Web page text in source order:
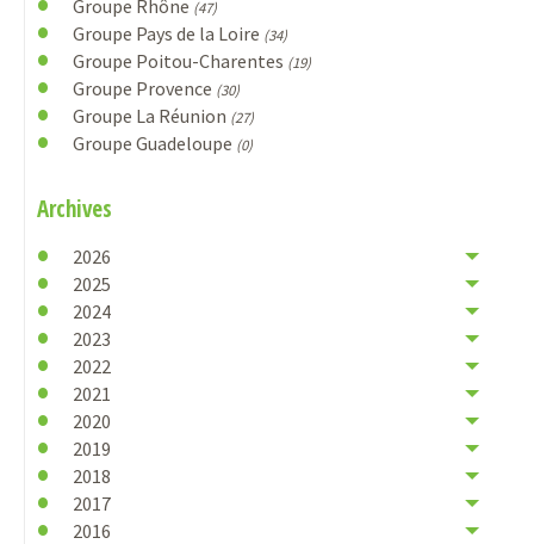
Groupe Rhône (47)
Groupe Pays de la Loire (34)
Groupe Poitou-Charentes (19)
Groupe Provence (30)
Groupe La Réunion (27)
Groupe Guadeloupe (0)
Archives
2026
2025
2024
2023
2022
2021
2020
2019
2018
2017
2016